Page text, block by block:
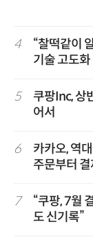
4
“찰떡같이
기술 고도화
5
쿠팡Inc, 상
어서
6
카카오, 역
주문부터
7
“쿠팡, 7월
도 신기록”